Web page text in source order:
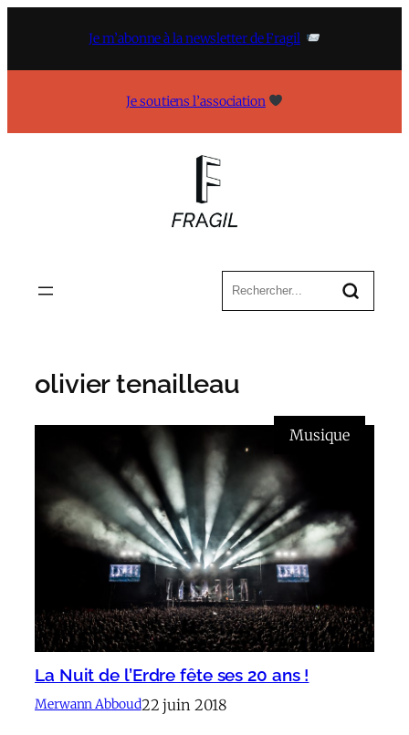
Je m’abonne à la newsletter de Fragil
Je soutiens l’association
olivier tenailleau
Musique
La Nuit de l’Erdre fête ses 20 ans !
Merwann Abboud22 juin 2018